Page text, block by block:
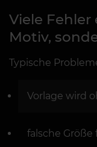
Viele
Motiv,
Typische
Vorlage wird
falsche